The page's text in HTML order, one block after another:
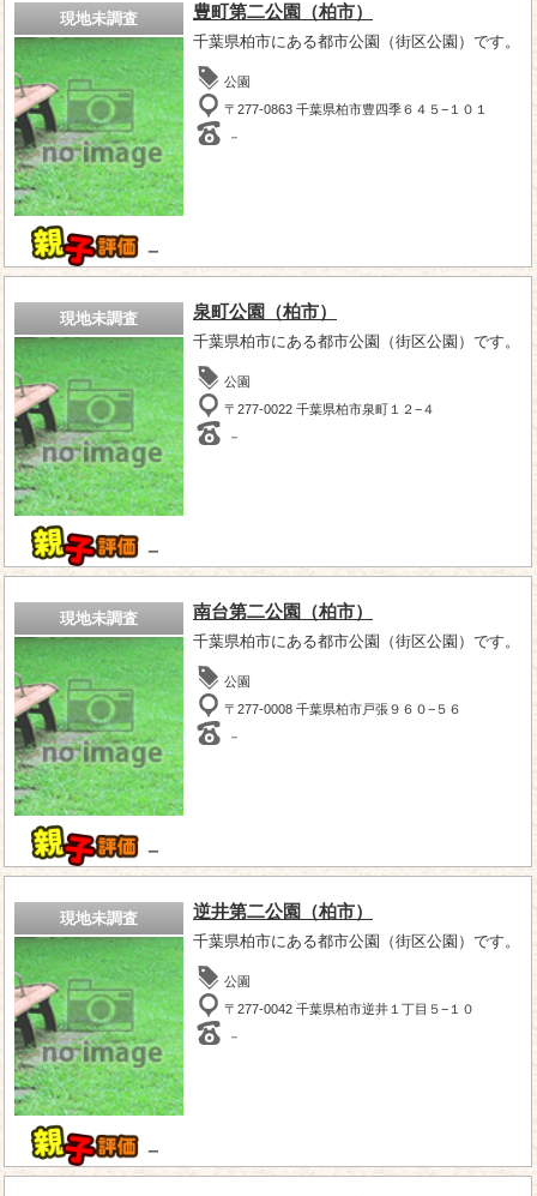
現地未調査
－
豊町第二公園（柏市）
千葉県柏市にある都市公園（街区公園）です。
公園
〒277-0863 千葉県柏市豊四季６４５−１０１
－
現地未調査
－
泉町公園（柏市）
千葉県柏市にある都市公園（街区公園）です。
公園
〒277-0022 千葉県柏市泉町１２−４
－
現地未調査
－
南台第二公園（柏市）
千葉県柏市にある都市公園（街区公園）です。
公園
〒277-0008 千葉県柏市戸張９６０−５６
－
現地未調査
－
逆井第二公園（柏市）
千葉県柏市にある都市公園（街区公園）です。
公園
〒277-0042 千葉県柏市逆井１丁目５−１０
－